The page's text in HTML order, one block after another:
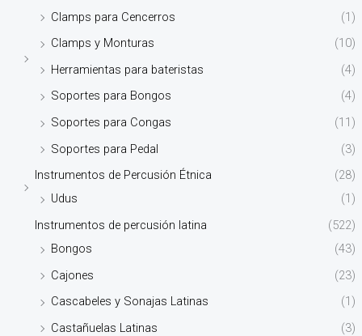
Clamps para Cencerros
(1)
Clamps y Monturas
(10)
Herramientas para bateristas
(4)
Soportes para Bongos
(4)
Soportes para Congas
(11)
Soportes para Pedal
(3)
Instrumentos de Percusión Étnica
(28)
Udus
(1)
Instrumentos de percusión latina
(522)
Bongos
(43)
Cajones
(23)
Cascabeles y Sonajas Latinas
(1)
Castañuelas Latinas
(3)